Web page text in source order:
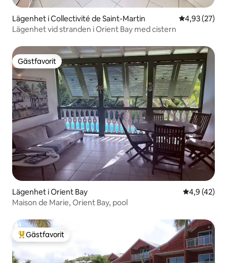
Lägenhet i Collectivité de Saint-Martin 4,93 av 5 i
4,93 (27)
Lägenhet vid stranden i Orient Bay med cistern
Gästfavorit
Gästfavorit
Lägenhet i Orient Bay 4,9 av 5 i
4,9 (42)
Maison de Marie, Orient Bay, pool
Populär gästfavorit
Gästfavorit